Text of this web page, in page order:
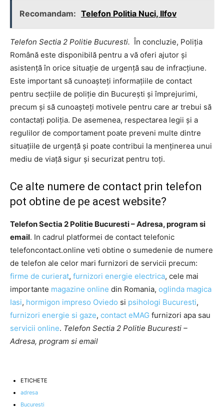
Recomandam: Telefon Politia Nuci, Ilfov
Telefon Sectia 2 Politie Bucuresti. În concluzie, Poliția
Română este disponibilă pentru a vă oferi ajutor și
asistență în orice situație de urgență sau de infracțiune.
Este important să cunoașteți informațiile de contact
pentru secțiile de poliție din București și împrejurimi,
precum și să cunoașteți motivele pentru care ar trebui să
contactați poliția. De asemenea, respectarea legii și a
regulilor de comportament poate preveni multe dintre
situațiile de urgență și poate contribui la menținerea unui
mediu de viață sigur și securizat pentru toți.
Ce alte numere de contact prin telefon
pot obtine de pe acest website?
Telefon Sectia 2 Politie Bucuresti – Adresa, program si
email. In cadrul platformei de contact telefonic
telefoncontact.online veti obtine o sumedenie de numere
de telefon ale celor mari furnizori de servicii precum:
firme de curierat, furnizori energie electrica, cele mai
importante magazine online din Romania, oglinda magica
Iasi, hormigon impreso Oviedo si psihologi Bucuresti,
furnizori energie si gaze, contact eMAG furnizori apa sau
servicii online. Telefon Sectia 2 Politie Bucuresti –
Adresa, program si email
ETICHETE
adresa
Bucuresti